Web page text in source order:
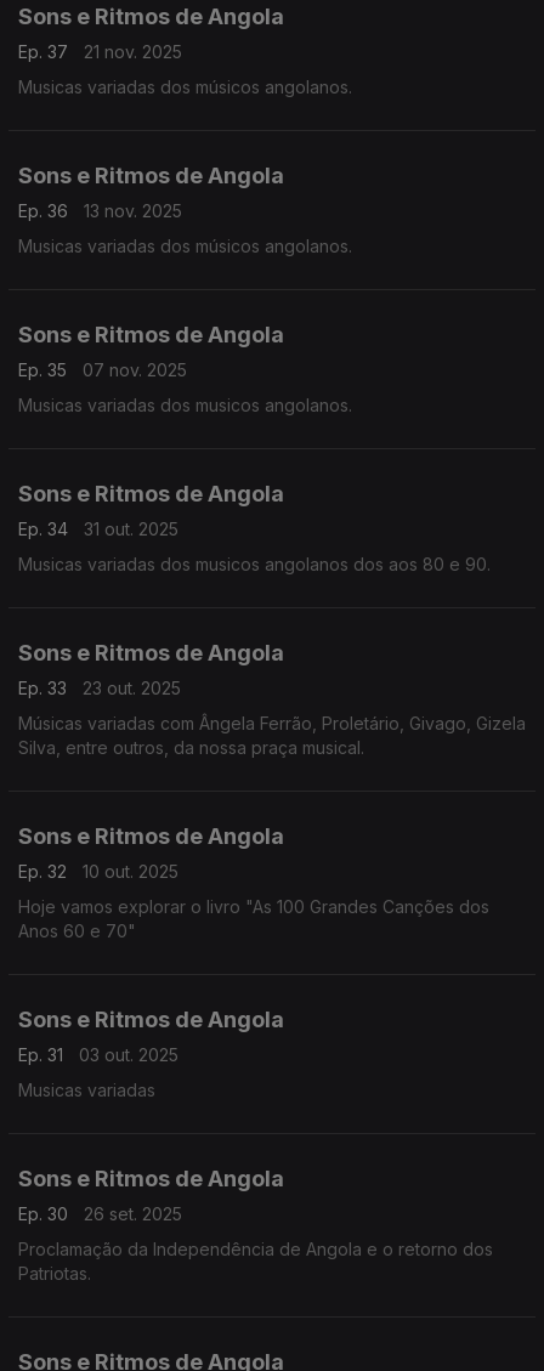
Sons e Ritmos de Angola
Ep. 37
21 nov. 2025
Musicas variadas dos músicos angolanos.
Sons e Ritmos de Angola
Ep. 36
13 nov. 2025
Musicas variadas dos músicos angolanos.
Sons e Ritmos de Angola
Ep. 35
07 nov. 2025
Musicas variadas dos musicos angolanos.
Sons e Ritmos de Angola
Ep. 34
31 out. 2025
Musicas variadas dos musicos angolanos dos aos 80 e 90.
Sons e Ritmos de Angola
Ep. 33
23 out. 2025
Músicas variadas com Ângela Ferrão, Proletário, Givago, Gizela
Silva, entre outros, da nossa praça musical.
Sons e Ritmos de Angola
Ep. 32
10 out. 2025
Hoje vamos explorar o livro "As 100 Grandes Canções dos
Anos 60 e 70"
Sons e Ritmos de Angola
Ep. 31
03 out. 2025
Musicas variadas
Sons e Ritmos de Angola
Ep. 30
26 set. 2025
Proclamação da Independência de Angola e o retorno dos
Patriotas.
Sons e Ritmos de Angola